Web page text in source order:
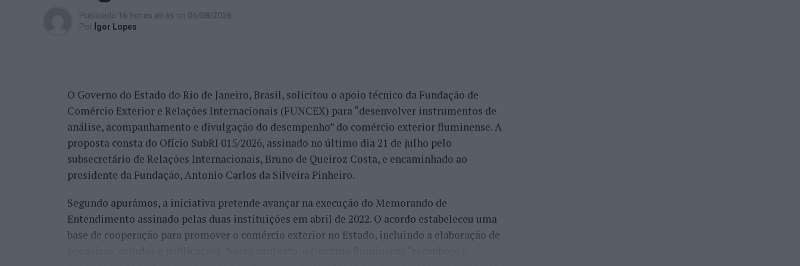
trabalho de divulgação e de ação”, descreveu este consultor, que acrescentou que esse
reconhecimento se reflete igualmente na confiança demonstrada por clientes nacionais e
venda do imóvel deles, para comprar um imóvel, para um desenvolvimento turístico”,
revelou.
A procura internacional e a transformação da habitação impulsionam o
“crescimento da região”
Além da procura nacional, António Carlos frisa que o mercado imobiliário da Beira Interior
está também a captar investidores estrangeiros, “nomeadamente do Brasil, França, Israel e
espanhóis”.
Publicado 16 horas atrás on 06/08/2026
Por Ígor Lopes
O Governo do Estado do Rio de Janeiro, Brasil, solicitou o apoio técnico da Fundação de
Comércio Exterior e Relações Internacionais (FUNCEX) para “desenvolver instrumentos de
análise, acompanhamento e divulgação do desempenho” do comércio exterior fluminense. A
proposta consta do Ofício SubRI 015/2026, assinado no último dia 21 de julho pelo
subsecretário de Relações Internacionais, Bruno de Queiroz Costa, e encaminhado ao
presidente da Fundação, Antonio Carlos da Silveira Pinheiro.
Segundo apurámos, a iniciativa pretende avançar na execução do Memorando de
Entendimento assinado pelas duas instituições em abril de 2022. O acordo estabeleceu uma
base de cooperação para promover o comércio exterior no Estado, incluindo a elaboração de